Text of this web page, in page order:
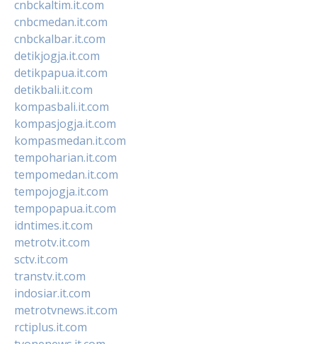
cnbckaltim.it.com
cnbcmedan.it.com
cnbckalbar.it.com
detikjogja.it.com
detikpapua.it.com
detikbali.it.com
kompasbali.it.com
kompasjogja.it.com
kompasmedan.it.com
tempoharian.it.com
tempomedan.it.com
tempojogja.it.com
tempopapua.it.com
idntimes.it.com
metrotv.it.com
sctv.it.com
transtv.it.com
indosiar.it.com
metrotvnews.it.com
rctiplus.it.com